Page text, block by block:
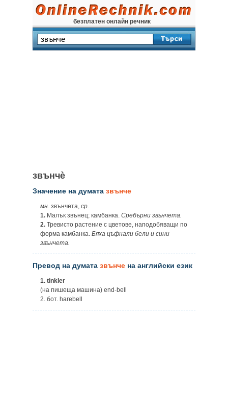
безплатен онлайн речник
звънчѐ
Значение на думата звънче
мн. звънчета, ср.
1. Малък звънец; камбанка. Сребърни звънчета.
2. Тревисто растение с цветове, наподобяващи по
форма камбанка. Бяха цъфнали бели и сини
звънчета.
Превод на думата звънче на английски език
1. tinkler
(на пишеща машина) end-bell
2. бот. harebell